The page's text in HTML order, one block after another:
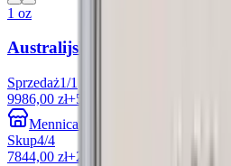
1 oz
Australijski Dziobak 1 uncja
Sprzedaż1/1
9986,00 zł+51.50%
Mennica Kapitałowa
Skup4/4
7844,00 zł+21.45%